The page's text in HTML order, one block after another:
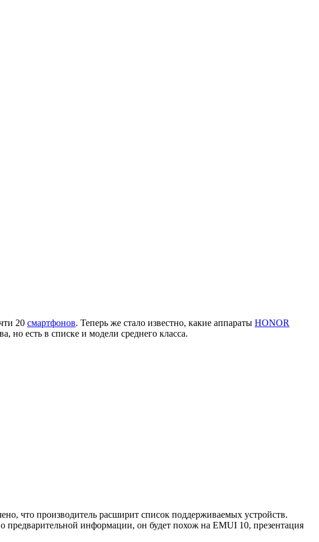
20 смартфонов. Теперь же стало известно, какие аппараты HONOR
но есть в списке и модели среднего класса.
что производитель расширит список поддерживаемых устройств.
информации, он будет похож на EMUI 10, презентация